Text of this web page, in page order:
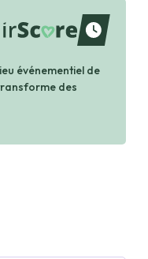
événementiel de
des